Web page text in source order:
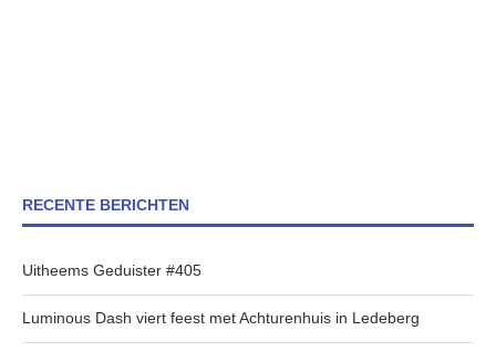
RECENTE BERICHTEN
Uitheems Geduister #405
Luminous Dash viert feest met Achturenhuis in Ledeberg